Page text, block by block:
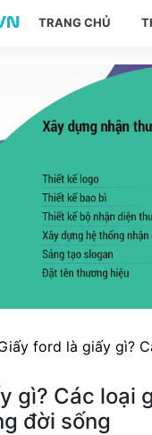
TRANG CHỦ
ford là giấy gì?
gì? Các loại
đời sống